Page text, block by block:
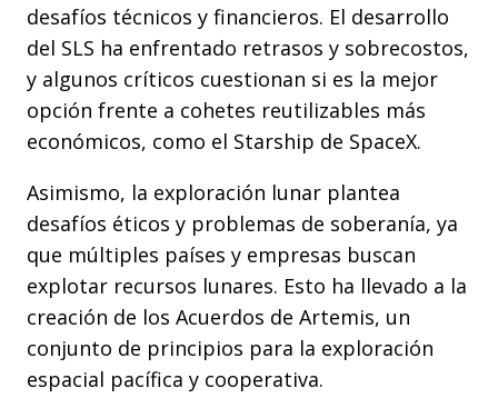
desafíos técnicos y financieros. El desarrollo
del SLS ha enfrentado retrasos y sobrecostos,
y algunos críticos cuestionan si es la mejor
opción frente a cohetes reutilizables más
económicos, como el Starship de SpaceX.
Asimismo, la exploración lunar plantea
desafíos éticos y problemas de soberanía, ya
que múltiples países y empresas buscan
explotar recursos lunares. Esto ha llevado a la
creación de los Acuerdos de Artemis, un
conjunto de principios para la exploración
espacial pacífica y cooperativa.